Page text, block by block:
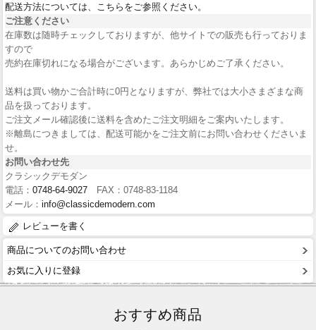
配送方法については、こちらをご参照ください。
ご注意ください
在庫数は随時チェックしておりますが、他サイトでの販売も行っておりま
すので
売約在庫切れになる場合がございます。あらかじめご了承ください。
送料は買い物かご合計時に0円となりますが、弊社では大小さまざまな商
品を扱っております。
ご注文メール確認後に送料を含めたご注文明細をご案内いたします。
※離島につきましては、配送可能かをご注文前にお問い合わせくださいま
せ。
お問い合わせ先
クラシックデモダン
電話： 0748-64-9027 FAX：0748-83-1184
メール： info@classicdemodern.com
レビューを書く
商品についてのお問い合わせ
お気に入りに登録
おすすめ商品